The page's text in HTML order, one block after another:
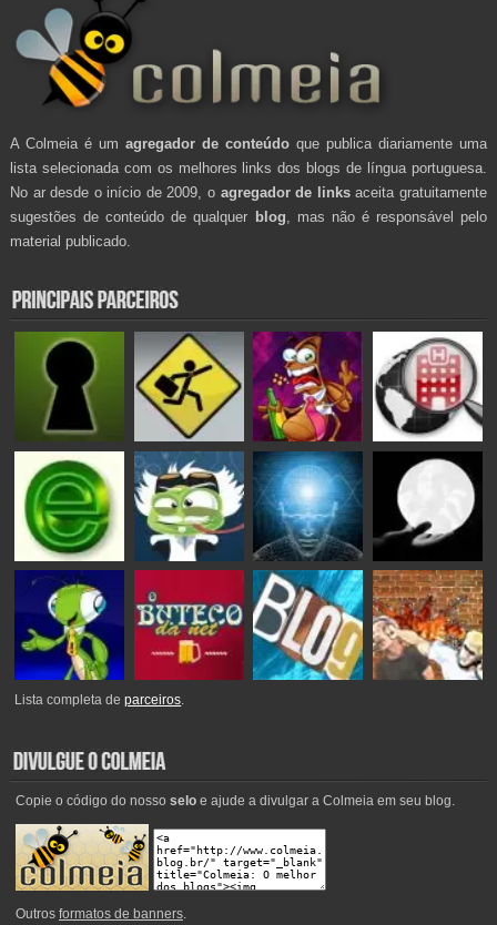
A Colmeia é um agregador de conteúdo que publica diariamente uma
lista selecionada com os melhores links dos blogs de língua portuguesa.
No ar desde o início de 2009, o agregador de linksaceita gratuitamente
sugestões de conteúdo de qualquer blog , mas não é responsável pelo
material publicado.
Lista completa deparceiros.
Copie o código do nosso seloe ajude a divulgar a Colmeia em seu blog.
Outros formatos de banners.